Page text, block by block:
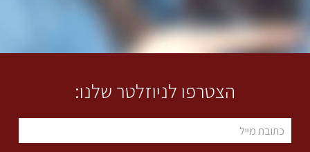
הצטרפו לניוזלטר שלנו: